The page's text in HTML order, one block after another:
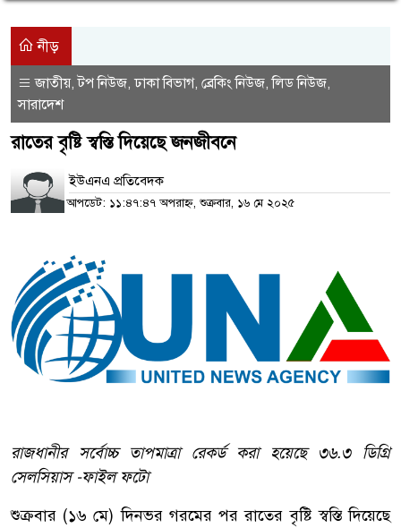
নীড়
জাতীয়,টপ নিউজ,ঢাকা বিভাগ, ব্রেকিং নিউজ,লিড নিউজ,
সারাদেশ
রাতের বৃষ্টি স্বস্তি দিয়েছে জনজীবনে
ইউএনএ প্রতিবেদক
আপডেট: ১১:৪৭:৪৭ অপরাহ্ন, শুক্রবার, ১৬ মে ২০২৫
রাজধানীর সর্বোচ্চ তাপমাত্রা রেকর্ড করা হয়েছে ৩৬.৩ ডিগ্রি
সেলসিয়াস -ফাইল ফটো
শুক্রবার (১৬ মে) দিনভর গরমের পর রাতের বৃষ্টি স্বস্তি দিয়েছে